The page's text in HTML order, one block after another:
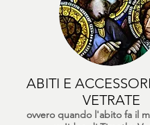
ABITI E
VETRATE
ovvero quando l'abito fa il